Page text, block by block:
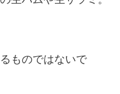
ものではないで